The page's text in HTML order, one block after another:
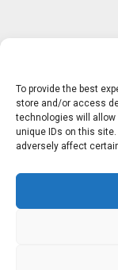
To provide the best
store and/or access
technologies will allow
unique IDs on this
adversely affect